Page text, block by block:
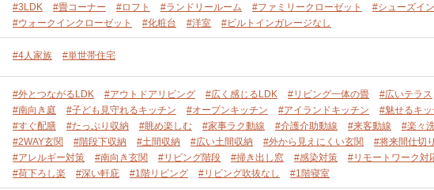
#3LDK #畳コーナー #ロフト #ランドリールーム #ファミリークローゼット
#シューズイ
#ウォークインクローゼット
#化粧台 #洋室 #ビルトインガレージなし
#4人家族 #単世帯住宅
#外とつながるLDK #アウトドアリビング #広く感じるLDK #リビング一体の畳
#広いテラス
#南向き庭
#子ども見守れるキッチン #オープンキッチン #アイランドキッチン
#魅せるキ
#すぐ配膳
#たっぷり収納 #眺め楽しむ #家事ラク動線 #介護介助動線 #来客動線
#楽々
#2WAY玄関
#階段下収納 #土間収納 #広い土間収納 #外から見えにくい玄関
#将来間仕切
#アレルギー対策
#南向き玄関 #リビング階段 #掃き出し窓 #感染対策
#リモートワーク対
#荷下ろし楽
#深い軒庇 #1階リビング #リビング吹抜なし #1階寝室